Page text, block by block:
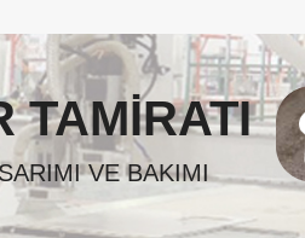
TAMIRATI
VE BAKIMI